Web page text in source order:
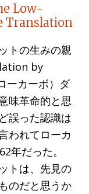
Low-
Translation
トの生みの親
by
ーカーボ）ダ
味革命的と思
誤った認識は
われてローカ
年だった。
トは、先見の
のだと思うか